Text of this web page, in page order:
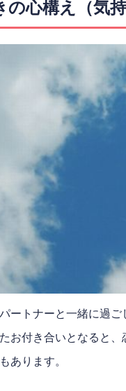
心構え（気持
ートナーと一緒に過
お付き合いとなると
あります。